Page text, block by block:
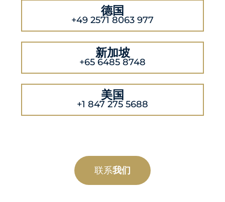
德国
+49 2571 8063 977
新加坡
+65 6485 8748
美国
+1 847 275 5688
联系我们